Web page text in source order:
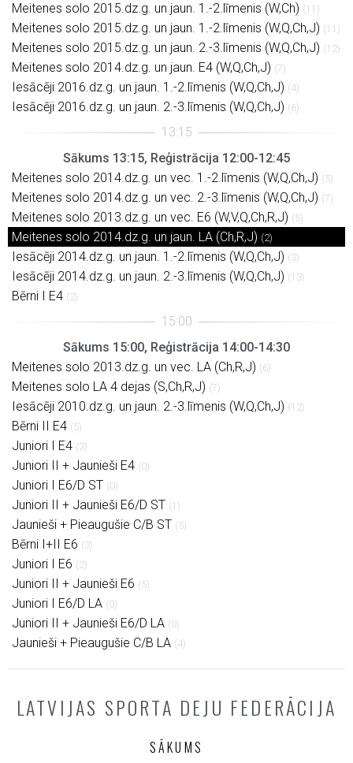
Meitenes solo 2015.dz.g. un jaun. 1.-2.līmenis (W,Ch) (11)
Meitenes solo 2015.dz.g. un jaun. 1.-2.līmenis (W,Q,Ch,J) (11)
Meitenes solo 2015.dz.g. un jaun. 2.-3.līmenis (W,Q,Ch,J) (12)
Meitenes solo 2014.dz.g. un jaun. E4 (W,Q,Ch,J) (7)
Iesācēji 2016.dz.g. un jaun. 1.-2.līmenis (W,Q,Ch,J) (4)
Iesācēji 2016.dz.g. un jaun. 2.-3.līmenis (W,Q,Ch,J) (6)
Sākums 13:15, Reģistrācija 12:00-12:45
Meitenes solo 2014.dz.g. un vec. 1.-2.līmenis (W,Q,Ch,J) (5)
Meitenes solo 2014.dz.g. un vec. 2.-3.līmenis (W,Q,Ch,J) (7)
Meitenes solo 2013.dz.g. un vec. E6 (W,V,Q,Ch,R,J) (5)
Meitenes solo 2014.dz.g. un jaun. LA (Ch,R,J) (2)
Iesācēji 2014.dz.g. un jaun. 1.-2.līmenis (W,Q,Ch,J) (3)
Iesācēji 2014.dz.g. un jaun. 2.-3.līmenis (W,Q,Ch,J) (13)
Bērni I E4 (2)
Sākums 15:00, Reģistrācija 14:00-14:30
Meitenes solo 2013.dz.g. un vec. LA (Ch,R,J) (6)
Meitenes solo LA 4 dejas (S,Ch,R,J) (7)
Iesācēji 2010.dz.g. un jaun. 2.-3.līmenis (W,Q,Ch,J) (12)
Bērni II E4 (5)
Juniori I E4 (3)
Juniori II + Jaunieši E4 (0)
Juniori I E6/D ST (0)
Juniori II + Jaunieši E6/D ST (1)
Jaunieši + Pieaugušie C/B ST (5)
Bērni I+II E6 (3)
Juniori I E6 (2)
Juniori II + Jaunieši E6 (5)
Juniori I E6/D LA (0)
Juniori II + Jaunieši E6/D LA (0)
Jaunieši + Pieaugušie C/B LA (4)
LATVIJAS SPORTA DEJU FEDERĀCIJA
SĀKUMS